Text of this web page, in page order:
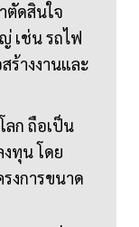
ตัดสินใจ
เช่น รถไฟ
ร้างงานและ
ลก ถือเป็น
งทุน โดย
งการขนาด